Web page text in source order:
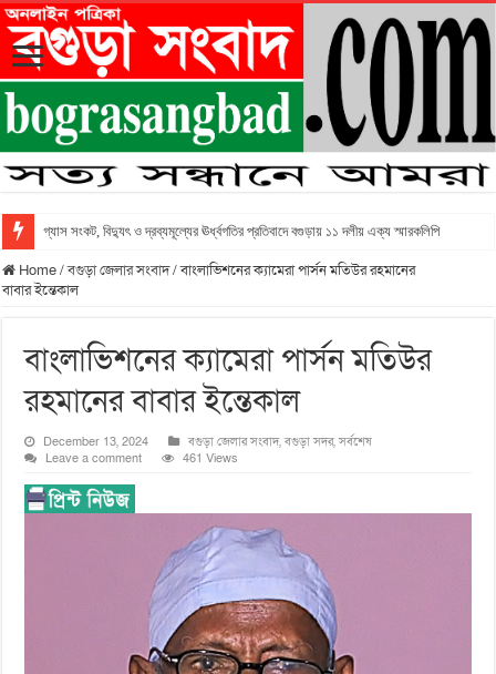
গ্যাস সংকট, বিদ্যুৎ ও দ্রব্যমূল্যের ঊর্ধ্বগতির প্রতিবাদে বগুড়ায় ১১ দলীয় এক্য স্মারকলিপি
Home/বগুড়া জেলার সংবাদ/বাংলাভিশনের ক্যামেরা পার্সন মতিউর রহমানের
বাবার ইন্তেকাল
বাংলাভিশনের ক্যামেরা পার্সন মতিউর
রহমানের বাবার ইন্তেকাল
December 13, 2024 বগুড়া জেলার সংবাদ,বগুড়া সদর,সর্বশেষ
Leave a comment
461 Views